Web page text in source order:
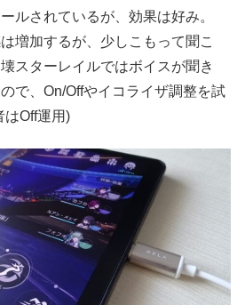
ルされているが、効果は好み。
増加するが、少しこもって聞こ
スターレイルではボイスが聞き
で、On/Offやイコライザ調整を試
はOff運用)